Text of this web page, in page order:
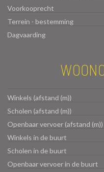
Voorkooprecht
Terrein - bestemming
Dagvaarding
Winkels (afstand (m))
Scholen (afstand (m))
Openbaar vervoer (afstand (m))
Winkels in de buurt
Scholen in de buurt
Openbaar vervoer in de buurt